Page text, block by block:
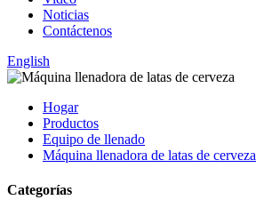
Noticias
Contáctenos
English
Hogar
Productos
Equipo de llenado
Máquina llenadora de latas de cerveza
Categorías